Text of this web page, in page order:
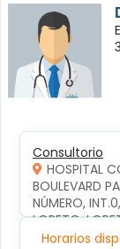
Consultorio
HOSPITAL
BOULEVARD
NÚMERO,
LORETO,
Horarios